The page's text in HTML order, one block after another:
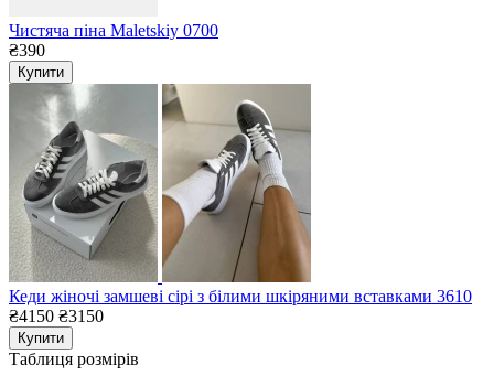
Чистяча піна Maletskiy 0700
₴390
Купити
Кеди жіночі замшеві сірі з білими шкіряними вставками 3610
₴4150 ₴3150
Купити
Таблиця розмірів